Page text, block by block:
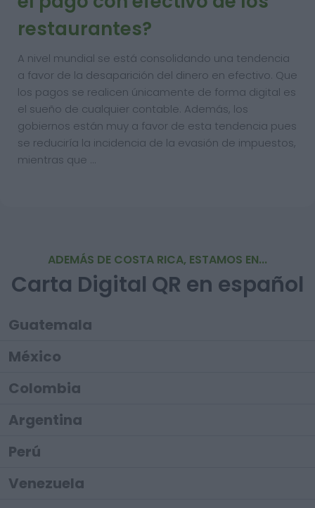
restaurantes?
A nivel mundial se está consolidando una tendencia
a favor de la desaparición del dinero en efectivo. Que
los pagos se realicen únicamente de forma digital es
el sueño de cualquier contable. Además, los
gobiernos están muy a favor de esta tendencia pues
se reduciría la incidencia de la evasión de impuestos,
mientras que …
ADEMÁS DE COSTA RICA, ESTAMOS EN...
Carta Digital QR en español
Guatemala
México
Colombia
Argentina
Perú
Venezuela